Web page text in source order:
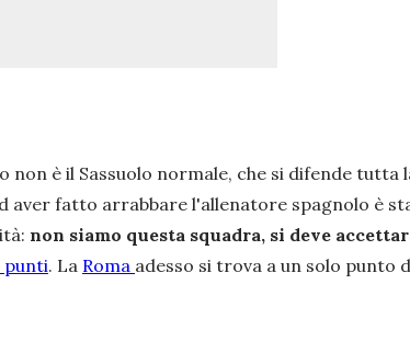
non è il Sassuolo normale, che si difende
aver fatto arrabbare l'allenatore spagnolo è
non siamo questa squadra, si deve
punti. La Roma adesso si trova a un solo punto